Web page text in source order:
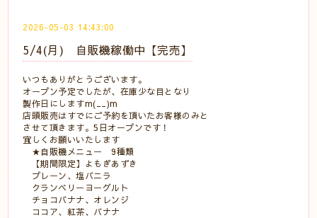
2026-05-03 14:43:00
5/4(月) 自販機稼働中【完売】
いつもありがとうございます。
オープン予定でしたが、在庫少な目となり
製作日にしますm(__)m
店頭販売はすでにご予約を頂いたお客様のみと
させて頂きます。5日オープンです！
宜しくお願いいたします
★自販機メニュー 9種類
【期間限定】よもぎあずき
プレーン、塩バニラ
クランベリーヨーグルト
チョコバナナ、オレンジ
ココア、紅茶、バナナ